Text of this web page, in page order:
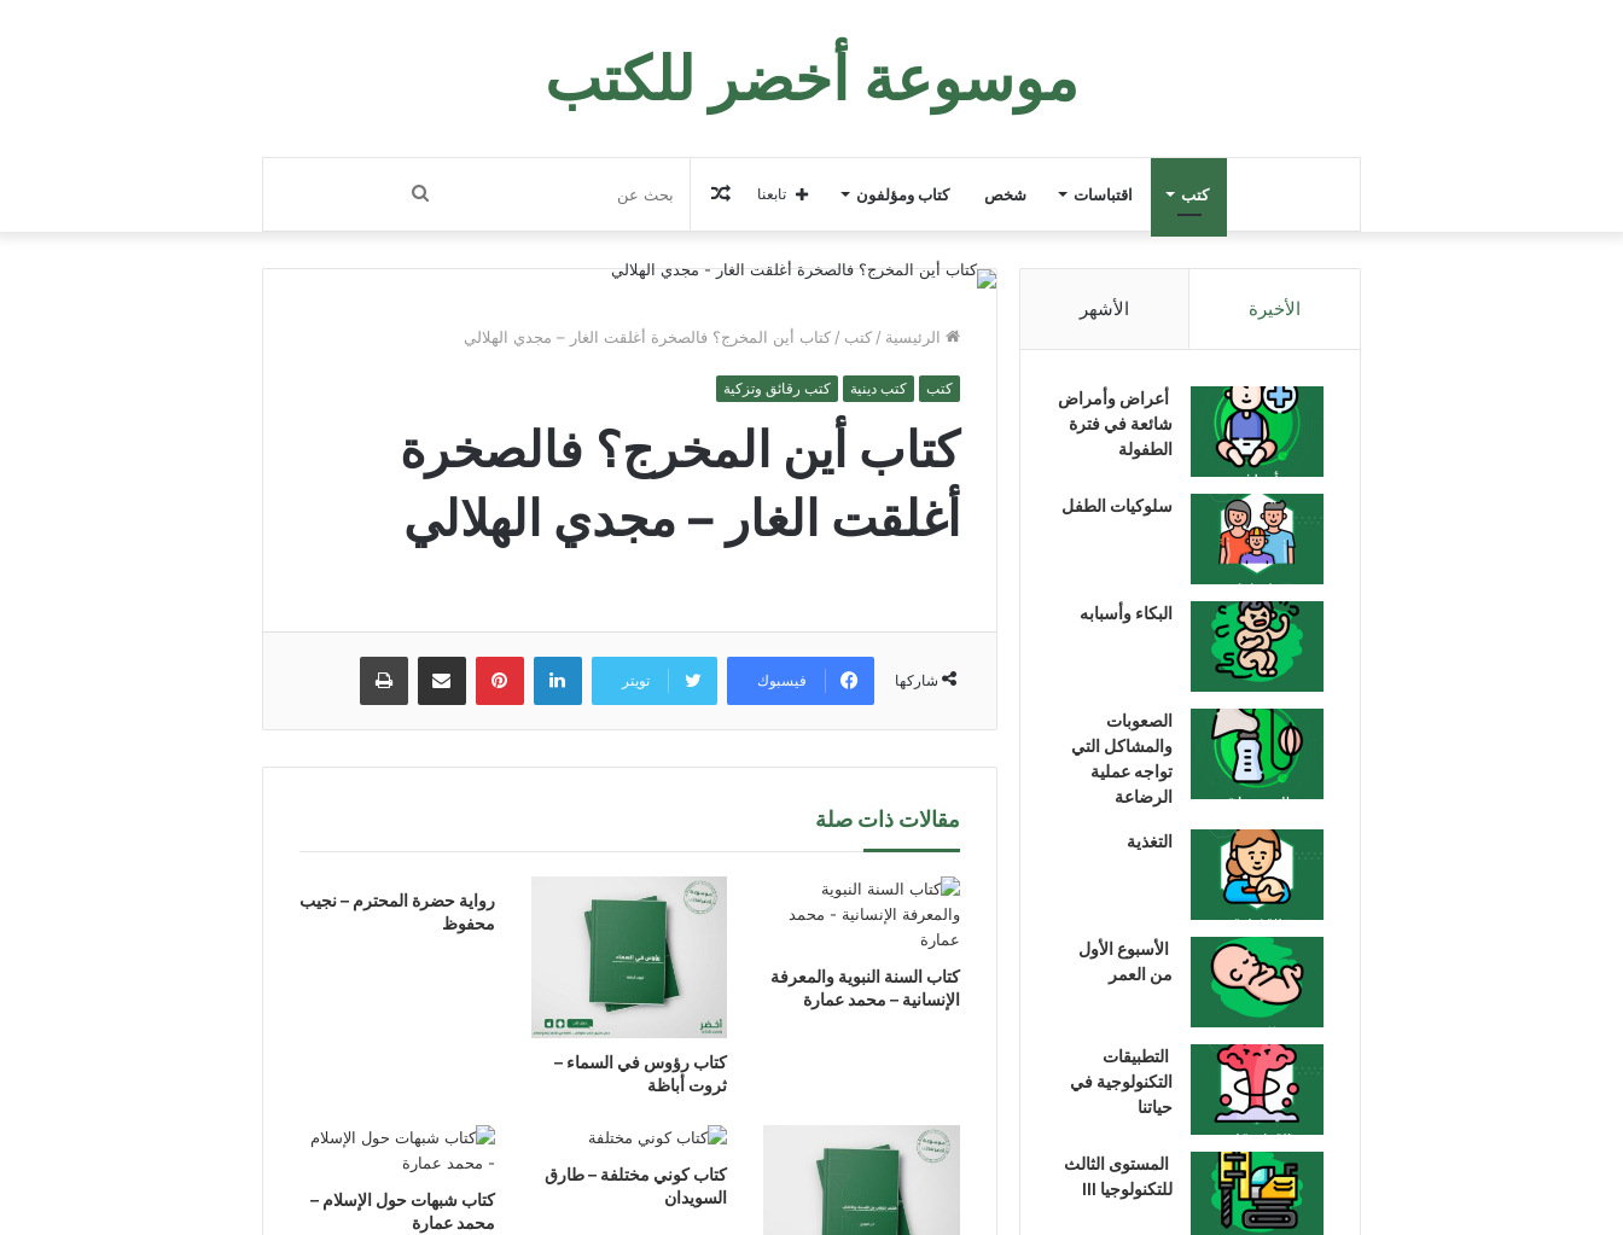
موسوعة أخضر للكتب
كتب اقتباسات شخص كتاب ومؤلفون بحث
عن
مقال
عشوائي
تابعنا
الرئيسية / كتب / كتاب أين المخرج؟ فالصخرة أغلقت الغار – مجدي الهلالي
كتب كتب دينية كتب رقائق وتزكية
كتاب أين المخرج؟ فالصخرة
أغلقت الغار – مجدي الهلالي
شاركها فيسبوك تويتر
لينكدإن بينتيريستمشاركة عبر البريد طباعة
مقالات ذات صلة
كتاب السنة النبوية والمعرفة
الإنسانية – محمد عمارة
كتاب رؤوس في السماء –
ثروت أباظة
رواية حضرة المحترم – نجيب
محفوظ
كتاب كوني مختلفة – طارق
السويدان
كتاب شبهات حول الإسلام –
محمد عمارة
الأخيرة الأشهر
أعراض وأمراض
شائعة في فترة
الطفولة
سلوكيات الطفل
البكاء وأسبابه
الصعوبات
والمشاكل التي
تواجه عملية
الرضاعة
التغذية
الأسبوع الأول
من العمر
التطبيقات
التكنولوجية في
حياتنا
المستوى الثالث
للتكنولوجيا III